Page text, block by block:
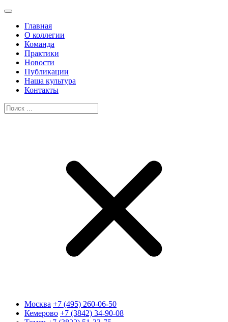
Главная
О коллегии
Команда
Практики
Новости
Публикации
Наша культура
Контакты
Москва +7 (495) 260-06-50
Кемерово +7 (3842) 34-90-08